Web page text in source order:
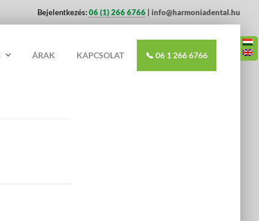
Bejelentkezés:06 (1) 266 6766| info@harmoniadental.hu
ÁRAK KAPCSOLAT 📞 06 1 266 6766